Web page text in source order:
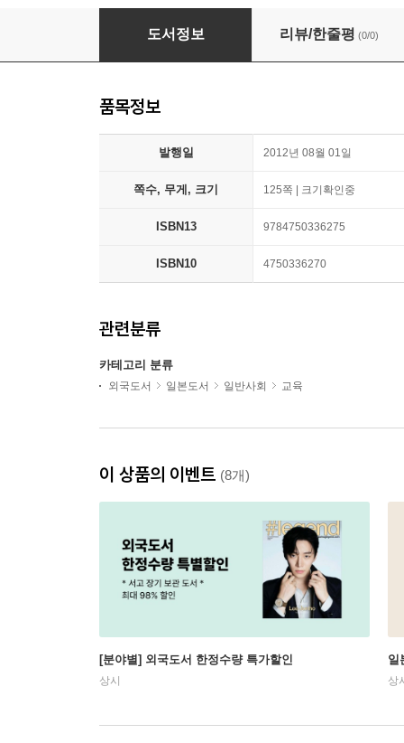
アトウッド博士の自閉症スペクトラム障害の
도서정보 리뷰/한줄평 (0/0)
품목정보
발행일 2012년 08월 01일
쪽수, 무게, 크기 125쪽 | 크기확인중
ISBN13 9784750336275
ISBN10 4750336270
관련분류
카테고리 분류
외국도서 일본도서 일반사회 교육
이 상품의 이벤트 (8개)
[분야별] 외국도서 한정수량 특가할인
상시
일
상